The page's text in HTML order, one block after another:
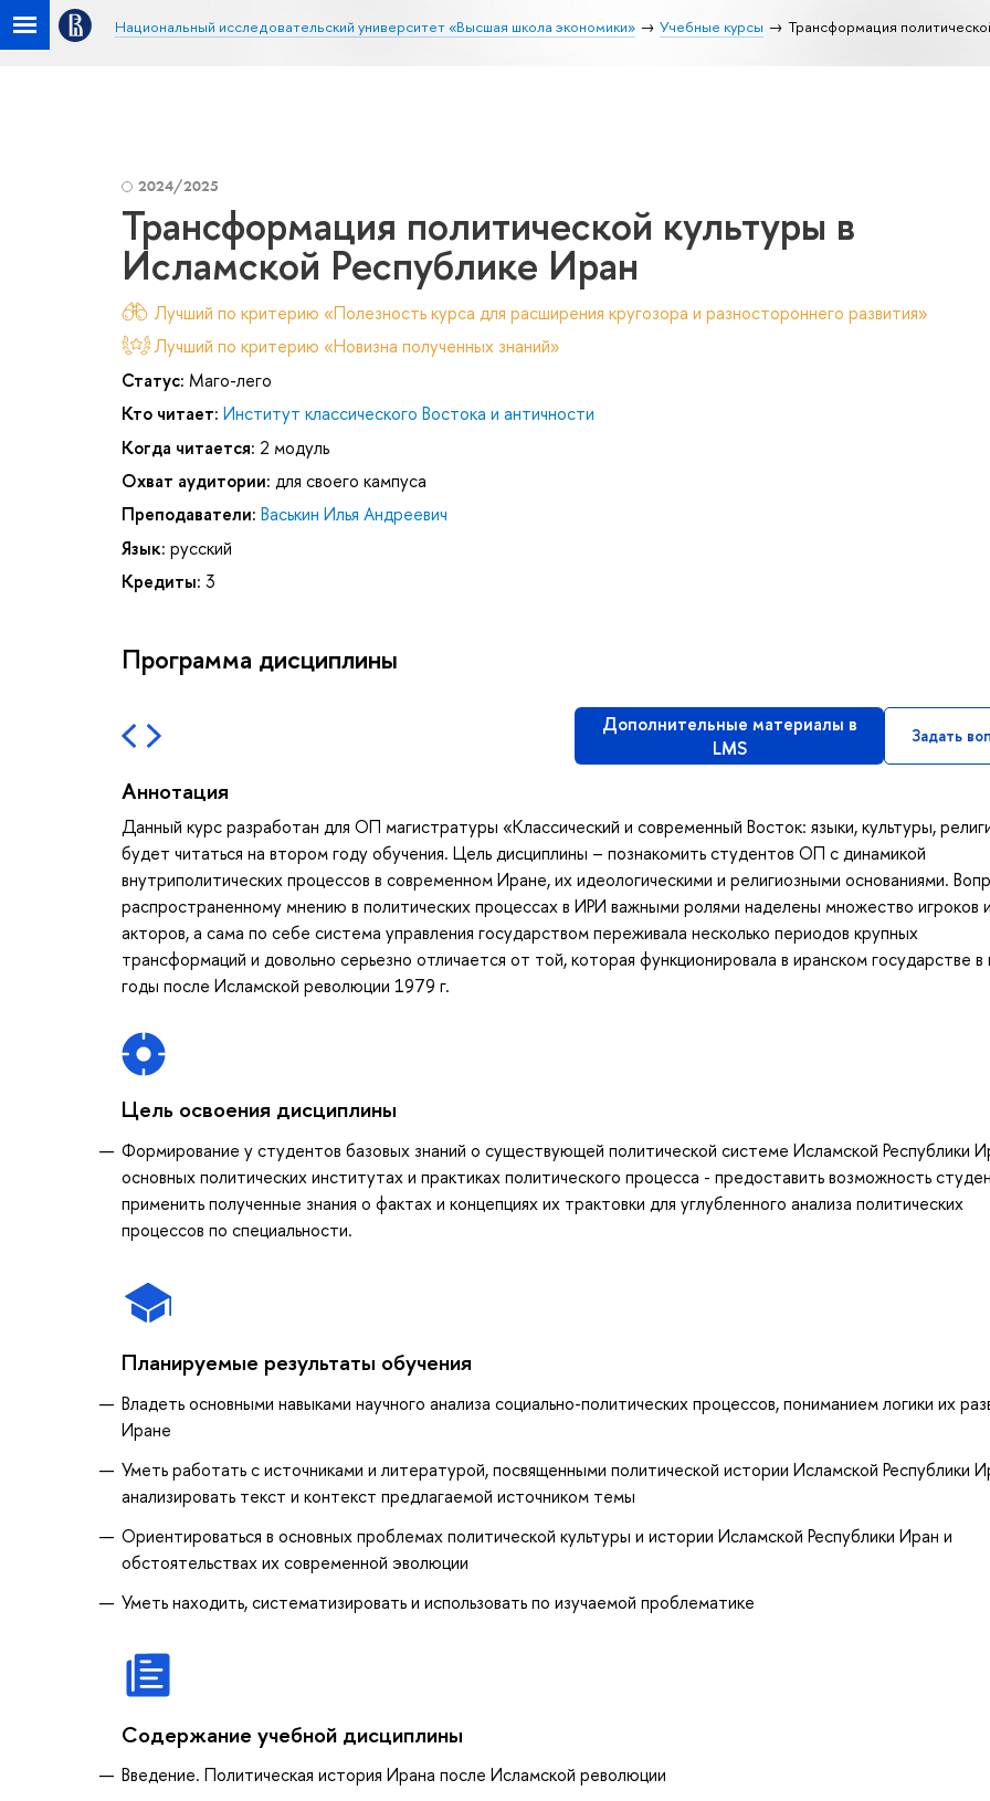
Национальный исследовательский университет «Высшая школа экономики» Учебные курсы Трансформация
2024/2025
Трансформация политической культуры в
Исламской Республике Иран
Лучший по критерию «Полезность курса для расширения кругозора и разностороннего развития»
Лучший по критерию «Новизна полученных знаний»
Статус: Маго-лего
Кто читает: Институт классического Востока и античности
Когда читается: 2 модуль
Охват аудитории: для своего кампуса
Преподаватели: Васькин Илья Андреевич
Язык: русский
Кредиты: 3
Программа дисциплины
Дополнительные материалы в
LMS
Задать
Аннотация
Данный курс разработан для ОП магистратуры «Классический и современный Восток: языки, культуры,
будет читаться на втором году обучения. Цель дисциплины – познакомить студентов ОП с динамикой
внутриполитических процессов в современном Иране, их идеологическими и религиозными основаниями.
распространенному мнению в политических процессах в ИРИ важными ролями наделены множество игроков
акторов, а сама по себе система управления государством переживала несколько периодов крупных
трансформаций и довольно серьезно отличается от той, которая функционировала в иранском государстве
годы после Исламской революции 1979 г.
Цель освоения дисциплины
Формирование у студентов базовых знаний о существующей политической системе Исламской Республики
основных политических институтах и практиках политического процесса - предоставить возможность
применить полученные знания о фактах и концепциях их трактовки для углубленного анализа политических
процессов по специальности.
Планируемые результаты обучения
Владеть основными навыками научного анализа социально-политических процессов, пониманием логики их
Иране
Уметь работать с источниками и литературой, посвященными политической истории Исламской Республики
анализировать текст и контекст предлагаемой источником темы
Ориентироваться в основных проблемах политической культуры и истории Исламской Республики Иран и
обстоятельствах их современной эволюции
Уметь находить, систематизировать и использовать по изучаемой проблематике
Содержание учебной дисциплины
Введение. Политическая история Ирана после Исламской революции